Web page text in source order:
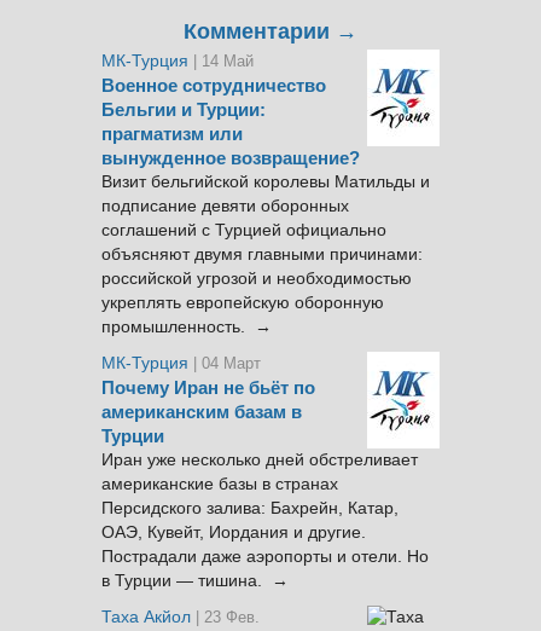
Комментарии →
МК-Турция | 14 Май
Военное сотрудничество
Бельгии и Турции:
прагматизм или
вынужденное возвращение?
Визит бельгийской королевы Матильды и
подписание девяти оборонных
соглашений с Турцией официально
объясняют двумя главными причинами:
российской угрозой и необходимостью
укреплять европейскую оборонную
промышленность. →
МК-Турция
| 04 Март
Почему Иран не бьёт по
американским базам в
Турции
Иран уже несколько дней обстреливает
американские базы в странах
Персидского залива: Бахрейн, Катар,
ОАЭ, Кувейт, Иордания и другие.
Пострадали даже аэропорты и отели. Но
в Турции — тишина. →
Таха Акйол | 23 Фев.